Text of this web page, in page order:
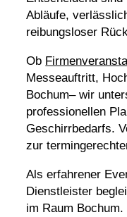
Abläufe,
reibungsloser
Ob
Messeauftritt,
Bochum– wir
professionellen
Geschirrbedarfs.
zur
Als erfahrener
Dienstleister
im Raum